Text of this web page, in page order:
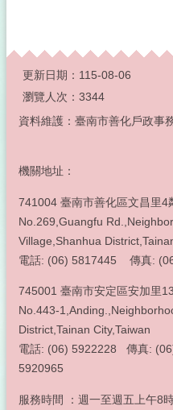
:::
更新日期： 115-08-06
瀏覽人次： 3344
資料維護：臺南市善化戶政事
機關地址：
741004 臺南市善化區文昌里
No.269,Guangfu
Village,Shanhua
電話: (06) 5817445 傳真:
745001 臺南市安定區安加里
No.443-
District,Tainan City,Taiwan
電話: (06) 5922228 傳真:
服務時間 ：週一至週五上午8